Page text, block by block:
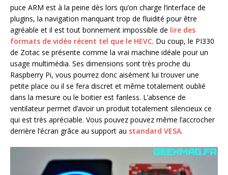
puce ARM est à la peine dès lors qu’on charge l’interface de
plugins, la navigation manquant trop de fluidité pour être
agréable et il est tout bonnement impossible de lire des
formats de vidéo récent tel que le HEVC. Du coup, le PI330
de Zotac se présente comme la vrai machine idéale pour un
usage multimédia. Ses dimensions sont très proche du
Raspberry Pi, vous pourrez donc aisément lui trouver une
petite place ou il se fera discret et même totalement oublié
dans la mesure ou le boitier est fanless. L’absence de
ventilateur permet d’avoir un produit totalement silencieux ce
qui est très apréciable. Vous pouvez pouvez même l’accrocher
derrière l’écran grâce au support au standard VESA.